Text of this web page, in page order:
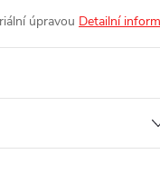
úpravou Detailní